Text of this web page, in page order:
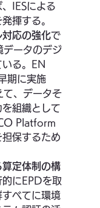
IESによる
揮する。
対応の強化で
データのデジ
る。EN
期に実施
て、データそ
組織として
Platform
保するため
定体制の構
にEPDを取
べてに環境